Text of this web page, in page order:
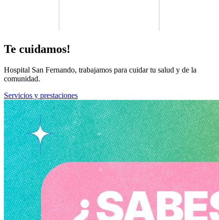
Te cuidamos!
Hospital San Fernando, trabajamos para cuidar tu salud y de la
comunidad.
Servicios y prestaciones